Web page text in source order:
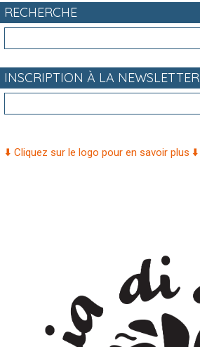
RECHERCHE
INSCRIPTION À LA NEWSLETTER
⬇️ Cliquez sur le logo pour en savoir plus ⬇️